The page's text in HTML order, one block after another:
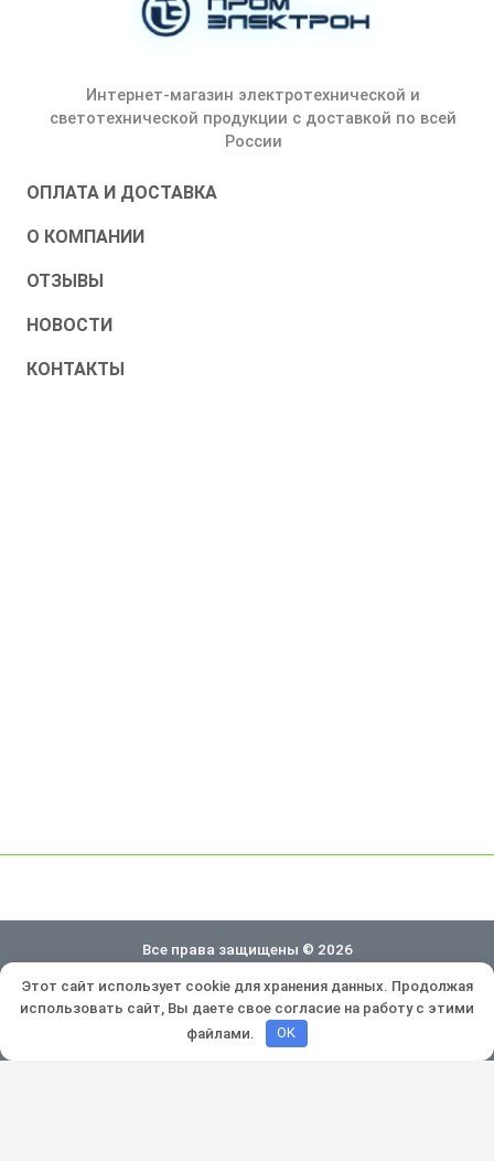
Интернет-магазин электротехнической и
светотехнической продукции с доставкой по всей
России
ОПЛАТА И ДОСТАВКА
О КОМПАНИИ
ОТЗЫВЫ
НОВОСТИ
КОНТАКТЫ
Все права защищены © 2026
Политика конфиденциальности
Разработка и продвижение:
Этот сайт использует cookie для хранения данных. Продолжая
использовать сайт, Вы даете свое согласие на работу с этими
файлами.
OK